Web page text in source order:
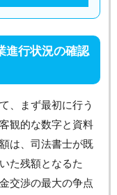
進行状況の確認
、まず最初に行う
観的な数字と資料
は、司法書士が既
た残額となるた
交渉の最大の争点